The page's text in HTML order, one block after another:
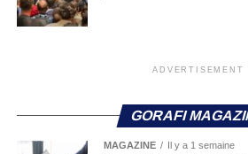
ADVERTISEMENT
GORAFI
MAGAZINE Il y a 1 semaine